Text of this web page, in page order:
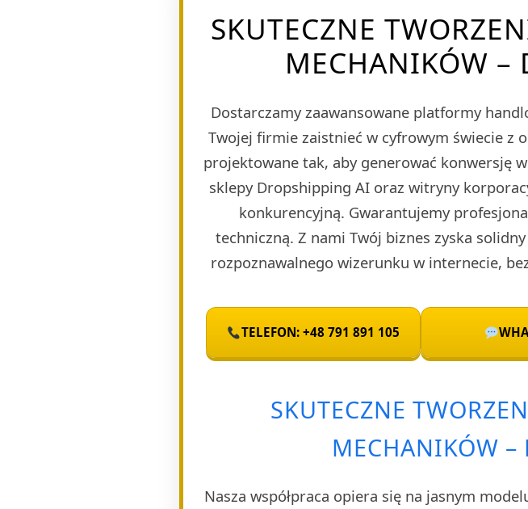
SKUTECZNE
MECHANIKÓW –
Dostarczamy zaawansowane platformy
Twojej firmie zaistnieć w cyfrowym świecie z
projektowane tak, aby generować konwersję
sklepy Dropshipping AI oraz witryny
konkurencyjną. Gwarantujemy
techniczną. Z nami Twój biznes zyska
rozpoznawalnego wizerunku w internecie,
TELEFON: +48 791 891 105
SKUTECZNE
MECHANIKÓW –
Nasza współpraca opiera się na jasnym